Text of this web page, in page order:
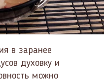
в заранее
духовку и
можно